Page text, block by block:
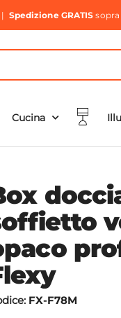
Spedizione GRATIS
Cucina
FX-F78M